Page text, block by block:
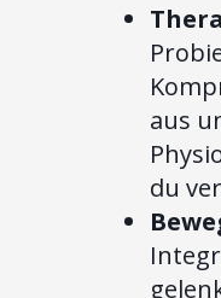
aus
du